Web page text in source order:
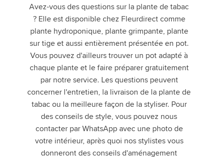
Avez-vous des questions sur la plante de tabac
? Elle est disponible chez Fleurdirect comme
plante hydroponique, plante grimpante, plante
sur tige et aussi entièrement présentée en pot.
Vous pouvez d'ailleurs trouver un pot adapté à
chaque plante et le faire préparer gratuitement
par notre service. Les questions peuvent
concerner l'entretien, la livraison de la plante de
tabac ou la meilleure façon de la styliser. Pour
des conseils de style, vous pouvez nous
contacter par WhatsApp avec une photo de
votre intérieur, après quoi nos stylistes vous
donneront des conseils d'aménagement